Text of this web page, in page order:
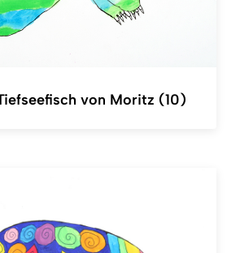
von Moritz (10)